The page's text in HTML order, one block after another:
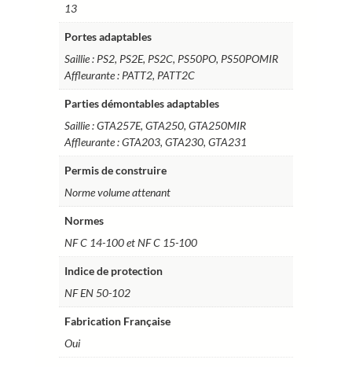
13
Portes adaptables
Saillie : PS2, PS2E, PS2C, PS50PO, PS50POMIR
Affleurante : PATT2, PATT2C
Parties démontables adaptables
Saillie : GTA257E, GTA250, GTA250MIR
Affleurante : GTA203, GTA230, GTA231
Permis de construire
Norme volume attenant
Normes
NF C 14-100 et NF C 15-100
Indice de protection
NF EN 50-102
Fabrication Française
Oui